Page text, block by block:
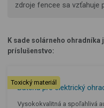
zdroje fencee sa vzťahuje
K sade solárneho
príslušenstvo:
Toxický materiál
Batéria pre elektrický
Vysokokvalitná a spoľahlivá